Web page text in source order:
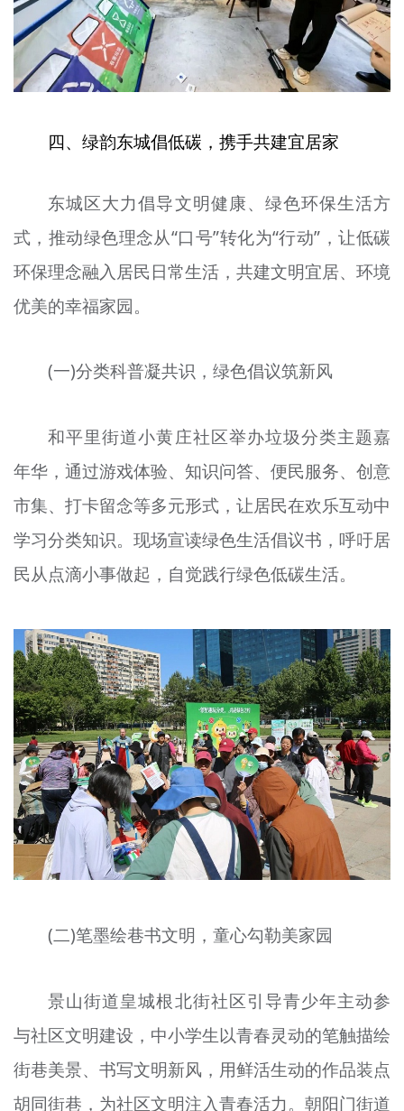
四、绿韵东城倡低碳，携手共建宜居家
东城区大力倡导文明健康、绿色环保生活方
式，推动绿色理念从“口号”转化为“行动”，让低碳
环保理念融入居民日常生活，共建文明宜居、环境
优美的幸福家园。
(一)分类科普凝共识，绿色倡议筑新风
和平里街道小黄庄社区举办垃圾分类主题嘉
年华，通过游戏体验、知识问答、便民服务、创意
市集、打卡留念等多元形式，让居民在欢乐互动中
学习分类知识。现场宣读绿色生活倡议书，呼吁居
民从点滴小事做起，自觉践行绿色低碳生活。
(二)笔墨绘巷书文明，童心勾勒美家园
景山街道皇城根北街社区引导青少年主动参
与社区文明建设，中小学生以青春灵动的笔触描绘
街巷美景、书写文明新风，用鲜活生动的作品装点
胡同街巷，为社区文明注入青春活力。朝阳门街道